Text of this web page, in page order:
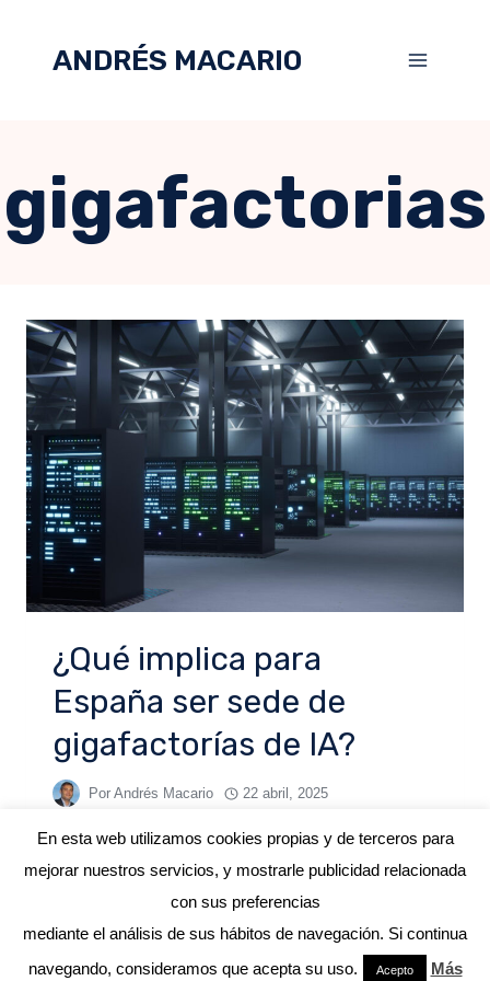
ANDRÉS MACARIO
gigafactorias
¿Qué implica para
España ser sede de
gigafactorías de IA?
Por Andrés Macario 22 abril, 2025
© 2026 ANDRÉS MACARIO
En esta web utilizamos cookies propias y de terceros para
mejorar nuestros servicios, y mostrarle publicidad relacionada
con sus preferencias
mediante el análisis de sus hábitos de navegación. Si continua
navegando, consideramos que acepta su uso.
Acepto Más